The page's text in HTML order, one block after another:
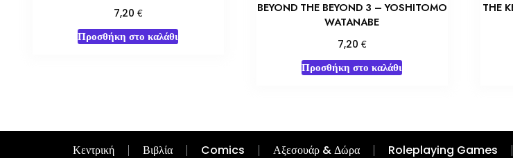
7,20 €
Προσθήκη στο καλάθι
BEYOND THE BEYOND 3 – YOSHITOMO
WATANABE
7,20 €
Προσθήκη στο καλάθι
THE
Κεντρική Βιβλία Comics Αξεσουάρ & Δώρα Roleplaying Games